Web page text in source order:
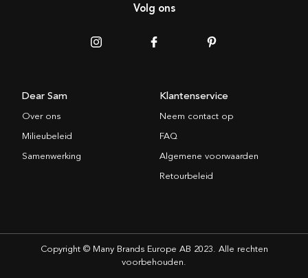
Volg ons
Dear Sam
Over ons
Milieubeleid
Samenwerking
Klantenservice
Neem contact op
FAQ
Algemene voorwaarden
Retourbeleid
Copyright © Many Brands Europe AB 2023. Alle rechten
voorbehouden.